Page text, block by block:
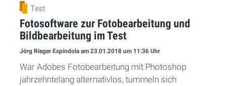
Test
Fotosoftware zur Fotobearbeitung und
Bildbearbeitung im Test
Jörg Rieger Espíndola am 23.01.2018 um 11:36 Uhr
War Adobes Fotobearbeitung mit Photoshop
jahrzehntelang alternativlos, tummeln sich